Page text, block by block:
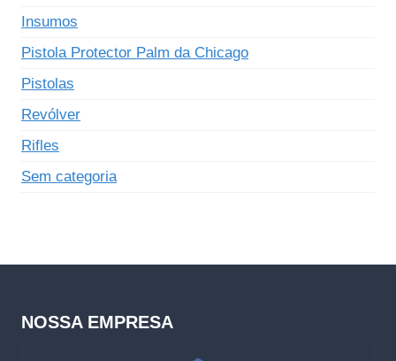
Insumos
Pistola Protector Palm da Chicago
Pistolas
Revólver
Rifles
Sem categoria
NOSSA EMPRESA